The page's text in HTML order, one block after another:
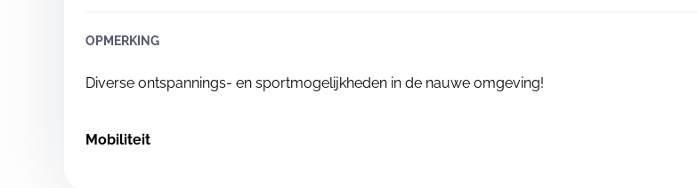
OPMERKING
Diverse ontspannings- en sportmogelijkheden in de nauwe omgeving!
Mobiliteit